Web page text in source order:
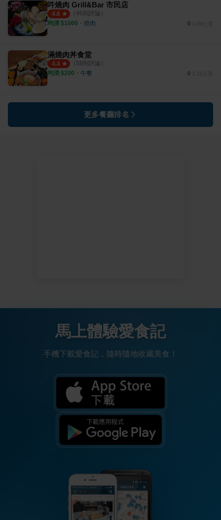
吽燒肉 Grill&Bar 市民店
4.6 （ 46則評論）
均消 $1000 ・ 燒肉
滿燒肉丼食堂
4.4 （ 58則評論）
均消 $200 ・ 午餐
更多餐廳排名
馬上體驗愛食記
手機下載愛食記，隨時隨地收藏美食！